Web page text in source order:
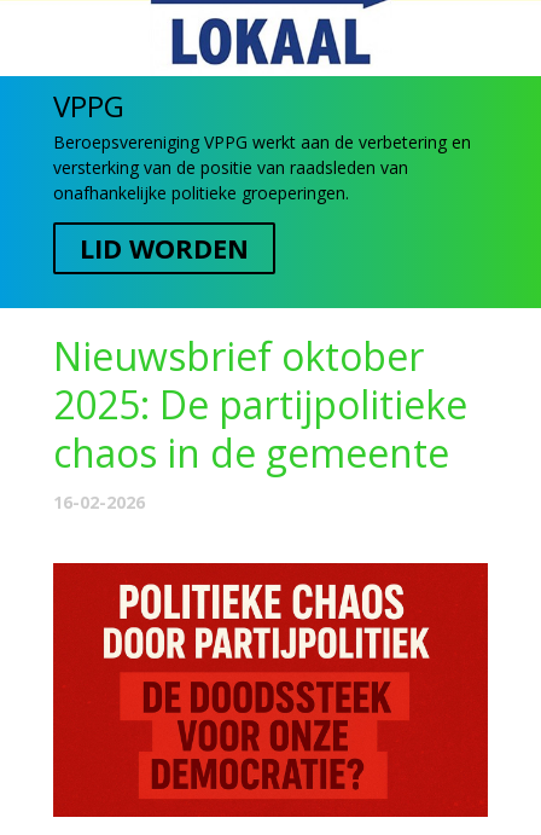
VPPG
Beroepsvereniging VPPG werkt aan de verbetering en
versterking van de positie van raadsleden van
onafhankelijke politieke groeperingen.
LID WORDEN
Nieuwsbrief oktober
2025: De partijpolitieke
chaos in de gemeente
16-02-2026